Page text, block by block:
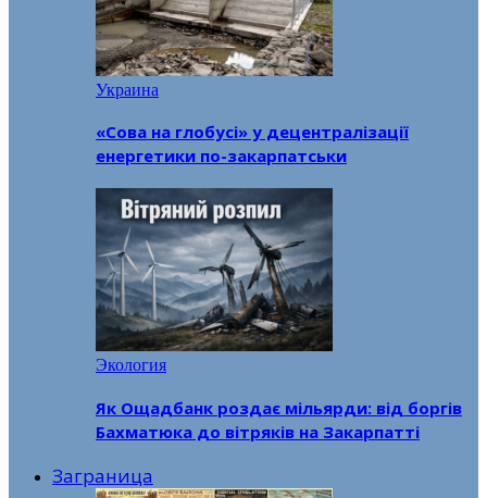
Украина
«Сова на глобусі» у децентралізації
енергетики по-закарпатськи
Экология
Як Ощадбанк роздає мільярди: від боргів
Бахматюка до вітряків на Закарпатті
Заграница